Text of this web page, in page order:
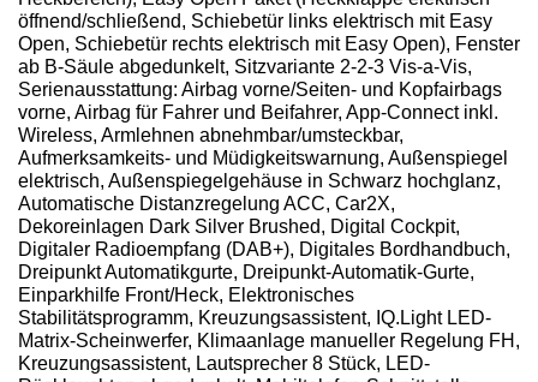
öffnend/schließend, Schiebetür links elektrisch mit Easy
Open, Schiebetür rechts elektrisch mit Easy Open), Fenster
ab B-Säule abgedunkelt, Sitzvariante 2-2-3 Vis-a-Vis,
Serienausstattung: Airbag vorne/Seiten- und Kopfairbags
vorne, Airbag für Fahrer und Beifahrer, App-Connect inkl.
Wireless, Armlehnen abnehmbar/umsteckbar,
Aufmerksamkeits- und Müdigkeitswarnung, Außenspiegel
elektrisch, Außenspiegelgehäuse in Schwarz hochglanz,
Automatische Distanzregelung ACC, Car2X,
Dekoreinlagen Dark Silver Brushed, Digital Cockpit,
Digitaler Radioempfang (DAB+), Digitales Bordhandbuch,
Dreipunkt Automatikgurte, Dreipunkt-Automatik-Gurte,
Einparkhilfe Front/Heck, Elektronisches
Stabilitätsprogramm, Kreuzungsassistent, IQ.Light LED-
Matrix-Scheinwerfer, Klimaanlage manueller Regelung FH,
Kreuzungsassistent, Lautsprecher 8 Stück, LED-